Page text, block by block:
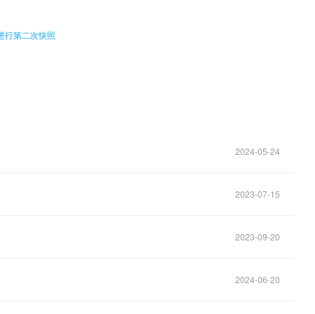
行第二次快照
2024-05-24
2023-07-15
2023-09-20
2024-06-20